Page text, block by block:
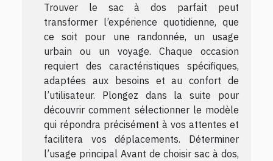
Trouver le sac à dos parfait peut
transformer l’expérience quotidienne, que
ce soit pour une randonnée, un usage
urbain ou un voyage. Chaque occasion
requiert des caractéristiques spécifiques,
adaptées aux besoins et au confort de
l’utilisateur. Plongez dans la suite pour
découvrir comment sélectionner le modèle
qui répondra précisément à vos attentes et
facilitera vos déplacements. Déterminer
l’usage principal Avant de choisir sac à dos,